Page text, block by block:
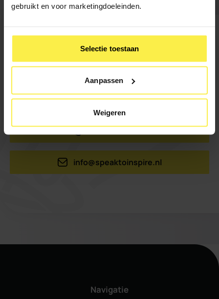
gebruikt en voor marketingdoeleinden.
Selectie toestaan
Aanpassen
Weigeren
Ook meer bereiken met je
presentaties en speeches?
Neem contact met ons op.
info@speaktoinspire.nl
Navigatie